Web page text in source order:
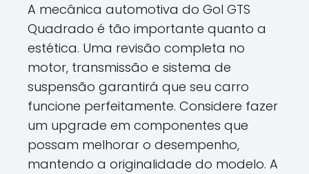
A mecânica automotiva do Gol GTS
Quadrado é tão importante quanto a
estética. Uma revisão completa no
motor, transmissão e sistema de
suspensão garantirá que seu carro
funcione perfeitamente. Considere fazer
um upgrade em componentes que
possam melhorar o desempenho,
mantendo a originalidade do modelo. A